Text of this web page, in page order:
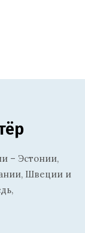
– Эстонии,
Швеции и